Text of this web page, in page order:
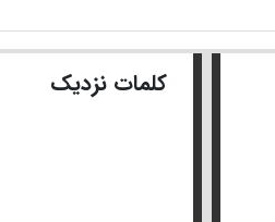
کلمات نزدیک